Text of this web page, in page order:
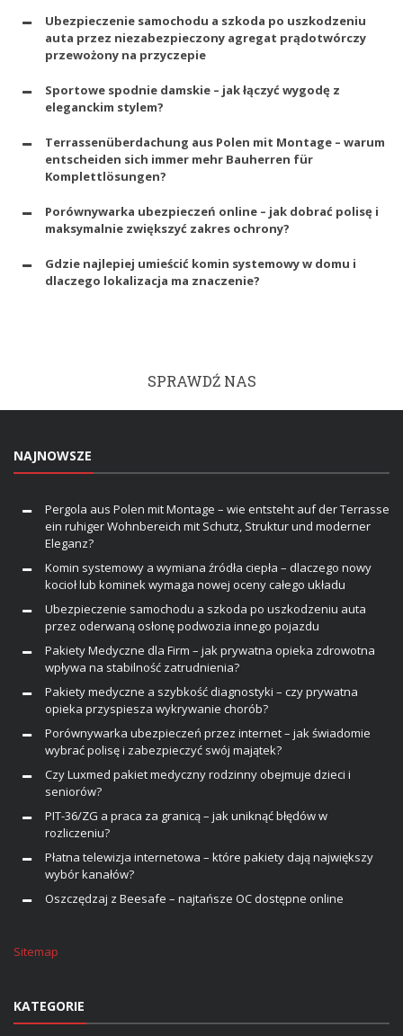
Ubezpieczenie samochodu a szkoda po uszkodzeniu
auta przez niezabezpieczony agregat prądotwórczy
przewożony na przyczepie
Sportowe spodnie damskie – jak łączyć wygodę z
eleganckim stylem?
Terrassenüberdachung aus Polen mit Montage – warum
entscheiden sich immer mehr Bauherren für
Komplettlösungen?
Porównywarka ubezpieczeń online – jak dobrać polisę i
maksymalnie zwiększyć zakres ochrony?
Gdzie najlepiej umieścić komin systemowy w domu i
dlaczego lokalizacja ma znaczenie?
SPRAWDŹ NAS
NAJNOWSZE
Pergola aus Polen mit Montage – wie entsteht auf der Terrasse
ein ruhiger Wohnbereich mit Schutz, Struktur und moderner
Eleganz?
Komin systemowy a wymiana źródła ciepła – dlaczego nowy
kocioł lub kominek wymaga nowej oceny całego układu
Ubezpieczenie samochodu a szkoda po uszkodzeniu auta
przez oderwaną osłonę podwozia innego pojazdu
Pakiety Medyczne dla Firm – jak prywatna opieka zdrowotna
wpływa na stabilność zatrudnienia?
Pakiety medyczne a szybkość diagnostyki – czy prywatna
opieka przyspiesza wykrywanie chorób?
Porównywarka ubezpieczeń przez internet – jak świadomie
wybrać polisę i zabezpieczyć swój majątek?
Czy Luxmed pakiet medyczny rodzinny obejmuje dzieci i
seniorów?
PIT-36/ZG a praca za granicą – jak uniknąć błędów w
rozliczeniu?
Płatna telewizja internetowa – które pakiety dają największy
wybór kanałów?
Oszczędzaj z Beesafe – najtańsze OC dostępne online
Sitemap
KATEGORIE